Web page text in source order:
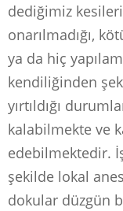
dediğimiz
onarılmadığı,
ya da hiç
kendiliğinden
yırtıldığı
kalabilmekte ve
edebilmektedir.
şekilde lokal
dokular düzgün